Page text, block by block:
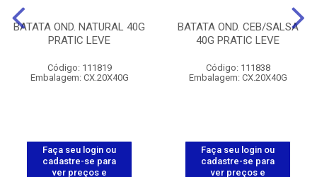
BATATA OND. NATURAL 40G
PRATIC LEVE
Código: 111819
Embalagem: CX.20X40G
Faça seu login ou
cadastre-se para
ver preços e
BATATA OND. CEB/SALSA
40G PRATIC LEVE
Código: 111838
Embalagem: CX.20X40G
Faça seu login ou
cadastre-se para
ver preços e